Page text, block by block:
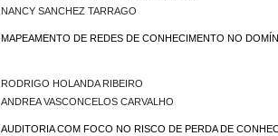
NANCY SANCHEZ TARRAGO
MAPEAMENTO DE REDES DE CONHECIMENTO NO
RODRIGO HOLANDA RIBEIRO
ANDREA VASCONCELOS CARVALHO
AUDITORIA COM FOCO NO RISCO DE PERDA DE